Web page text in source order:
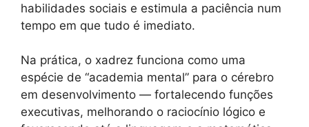
habilidades sociais e estimula a paciência num
tempo em que tudo é imediato.
Na prática, o xadrez funciona como uma
espécie de “academia mental” para o cérebro
em desenvolvimento — fortalecendo funções
executivas, melhorando o raciocínio lógico e